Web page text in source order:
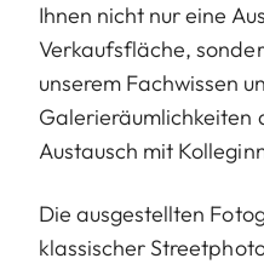
Ihnen nicht nur eine
Verkaufsfläche,
unserem Fachwissen
Galerieräumlichkeiten
Austausch mit
Die ausgestellten
klassischer